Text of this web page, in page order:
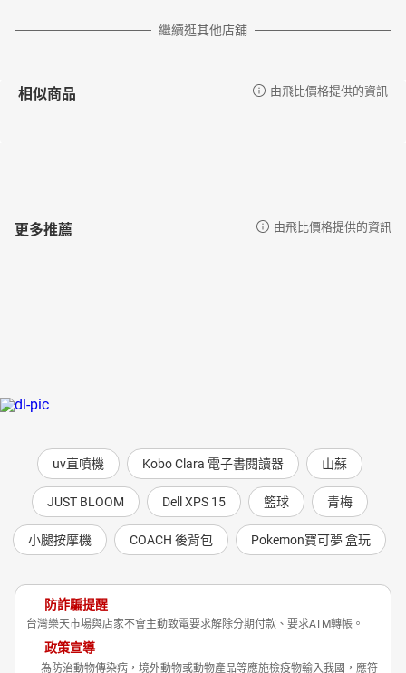
繼續逛其他店舖
相似商品 由飛比價格提供的資訊
更多推薦 由飛比價格提供的資訊
uv直噴機 Kobo Clara 電子書閱讀器 山蘇
JUST BLOOM Dell XPS 15 籃球 青梅
小腿按摩機 COACH 後背包 Pokemon寶可夢 盒玩
防詐騙提醒
台灣樂天市場與店家不會主動致電要求解除分期付款、要求ATM轉帳。
政策宣導
為防治動物傳染病，境外動物或動物產品等應施檢疫物輸入我國，應符